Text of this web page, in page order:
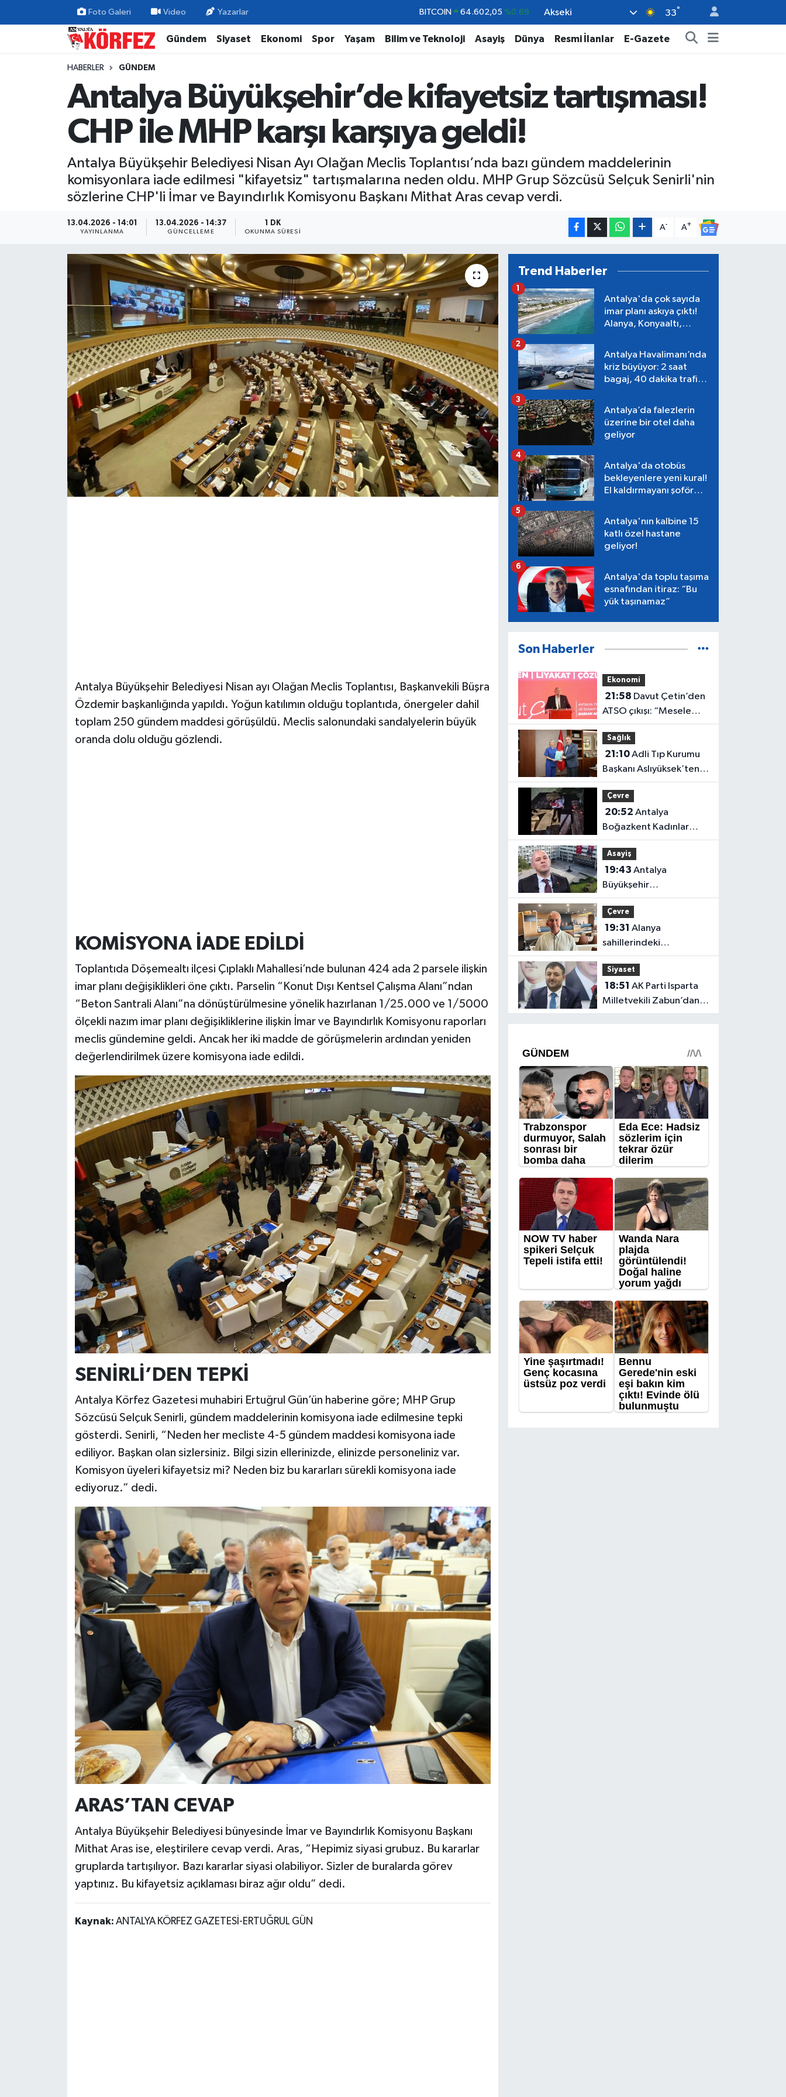
Foto Galeri Video Yazarlar DOLAR 47,6006 %0.06
EURO 55,0250 %0.02
BİST100 13.768 %48
64.602,05 %0.69
Akseki 33°
Gündem Siyaset Ekonomi Spor Yaşam Bilim ve Teknoloji Asayiş Dünya Resmi İlanlar E-Gazete
HABERLER GÜNDEM
Antalya Büyükşehir’de kifayetsiz tartışması!
CHP ile MHP karşı karşıya geldi!
Antalya Büyükşehir Belediyesi Nisan Ayı Olağan Meclis Toplantısı’nda bazı gündem maddelerinin
komisyonlara iade edilmesi "kifayetsiz" tartışmalarına neden oldu. MHP Grup Sözcüsü Selçuk Senirli'nin
sözlerine CHP'li İmar ve Bayındırlık Komisyonu Başkanı Mithat Aras cevap verdi.
13.04.2026 - 14:01
YAYINLANMA
13.04.2026 - 14:37
GÜNCELLEME
1 DK
OKUNMA SÜRESI
A- A+
Antalya Büyükşehir Belediyesi Nisan ayı Olağan Meclis Toplantısı, Başkanvekili Büşra
Özdemir başkanlığında yapıldı. Yoğun katılımın olduğu toplantıda, önergeler dahil
toplam 250 gündem maddesi görüşüldü. Meclis salonundaki sandalyelerin büyük
oranda dolu olduğu gözlendi.
KOMİSYONA İADE EDİLDİ
Toplantıda Döşemealtı ilçesi Çıplaklı Mahallesi’nde bulunan 424 ada 2 parsele ilişkin
imar planı değişiklikleri öne çıktı. Parselin “Konut Dışı Kentsel Çalışma Alanı”ndan
“Beton Santrali Alanı”na dönüştürülmesine yönelik hazırlanan 1/25.000 ve 1/5000
ölçekli nazım imar planı değişikliklerine ilişkin İmar ve Bayındırlık Komisyonu raporları
meclis gündemine geldi. Ancak her iki madde de görüşmelerin ardından yeniden
değerlendirilmek üzere komisyona iade edildi.
SENİRLİ’DEN TEPKİ
Antalya Körfez Gazetesi muhabiri Ertuğrul Gün’ün haberine göre; MHP Grup
Sözcüsü Selçuk Senirli, gündem maddelerinin komisyona iade edilmesine tepki
gösterdi. Senirli, “Neden her mecliste 4-5 gündem maddesi komisyona iade
ediliyor. Başkan olan sizlersiniz. Bilgi sizin ellerinizde, elinizde personeliniz var.
Komisyon üyeleri kifayetsiz mi? Neden biz bu kararları sürekli komisyona iade
ediyoruz.” dedi.
ARAS’TAN CEVAP
Antalya Büyükşehir Belediyesi bünyesinde İmar ve Bayındırlık Komisyonu Başkanı
Mithat Aras ise, eleştirilere cevap verdi. Aras, “Hepimiz siyasi grubuz. Bu kararlar
gruplarda tartışılıyor. Bazı kararlar siyasi olabiliyor. Sizler de buralarda görev
yaptınız. Bu kifayetsiz açıklaması biraz ağır oldu” dedi.
Kaynak: ANTALYA KÖRFEZ GAZETESİ-ERTUĞRUL GÜN
Trend Haberler
Antalya'da çok sayıda
imar planı askıya çıktı!
Alanya, Konyaaltı,
1
Antalya Havalimanı’nda
kriz büyüyor: 2 saat
bagaj, 40 dakika trafik,
2
Antalya’da falezlerin
üzerine bir otel daha
geliyor
3
Antalya'da otobüs
bekleyenlere yeni kural!
El kaldırmayanı şoför
4
Antalya'nın kalbine 15
katlı özel hastane
geliyor!
5
Antalya'da toplu taşıma
esnafından itiraz: “Bu
yük taşınamaz”
6
Son Haberler
Ekonomi
21:58
ATSO çıkışı: “Mesele
Antalya’nın geleceği”
Sağlık
21:10Adli Tıp Kurumu
Başkanı Aslıyüksek’ten
Antalya’da önemli
ziyaret
Çevre
20:52
Boğazkent Kadınlar
Plajı’nda bırakılan çöpler
tepki çekti
Asayiş
19:43
Büyükşehir
soruşturmasında iki isim
hakkında yeni karar
Çevre
19:31
sahillerindeki
mikroplastik kirliliğinin
kaynağı açıklandı
Siyaset
18:51
Milletvekili Zabun’dan
Antalya mesajı: “Ne
Gündem
Yerel Yönetim
Ekonomi
Magazin
Kültür ve Sanat
Sivil Toplum
Nöbetçi Eczaneler
Trafik Durumu
Süper Lig Puan Durumu ve Fikstür
Tüm Manşetler
Son Dakika Haberleri
Haber Arşivi